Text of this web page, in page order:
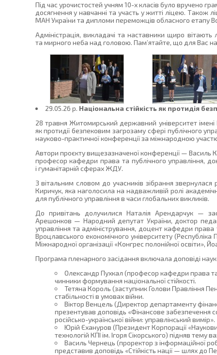
Під час урочистостей учням 10-х класів було вручено
досягнення у навчанні та участь у житті ліцею. Також
МАН України та дипломи переможців обласного етапу
Адміністрація, викладачі та наставники щиро
та мирного неба над головою. Пам’ятайте, що для Вас
29.05.26 p. Національна стійкість як протидія
28 травня Житомирський державний університет
як протидії безпековим загрозаму сфері публічного
науково-практичної конференції за міжнародною
Автори проєкту вищезазначеної конференції — Василь
професор кафедри права та публічного управління,
і гуманітарній сферах ЖДУ.
З вітальним словом до учасників зібрання
Киричук, яка наголосила на надважливій ролі
для публічного управління в часи глобальних викликів.
До привітань долучилися Наталія Арендарчук —
Арешонков — Народний депутат України, доктор
управління та адміністрування, доцент кафедри
Вроцлавського економічного університету
Міжнародної організації «Конгрес полонійної
Програма пленарного засідання включала доповіді
Олександр Пухкал (професор кафедри права
чинники формування національної стійкості.
Тетяна Король (заступник Голови Правління
стабільності в умовах війни.
Віктор Венцель (Директор департаменту
презентував доповідь «Фінансове забезпечення
російсько-української війни: управлінський вимір».
Юрій Єхануров (Президент Корпорації
технологій КПІ ім. Ігоря Сікорського) підняв тему
Василь Чернець (проректор з інформаційної
представив доповідь «Стійкість нації — шлях до